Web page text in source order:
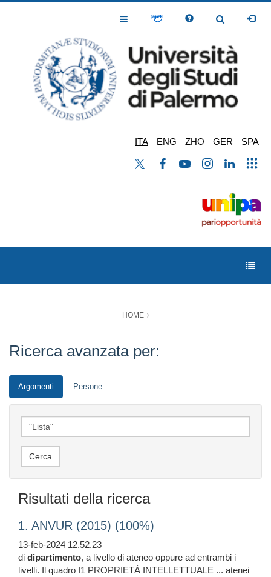
Toggle
Toggle
ITA ENG ZHO GER SPA
HOME
Ricerca avanzata per:
Argomenti Persone
Risultati della ricerca
1. ANVUR (2015) (100%)
13-feb-2024 12.52.23
di dipartimento, a livello di ateneo oppure ad entrambi i
livelli. Il quadro I1 PROPRIETÀ INTELLETTUALE ... atenei